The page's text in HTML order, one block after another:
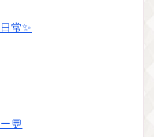
常✨
💬